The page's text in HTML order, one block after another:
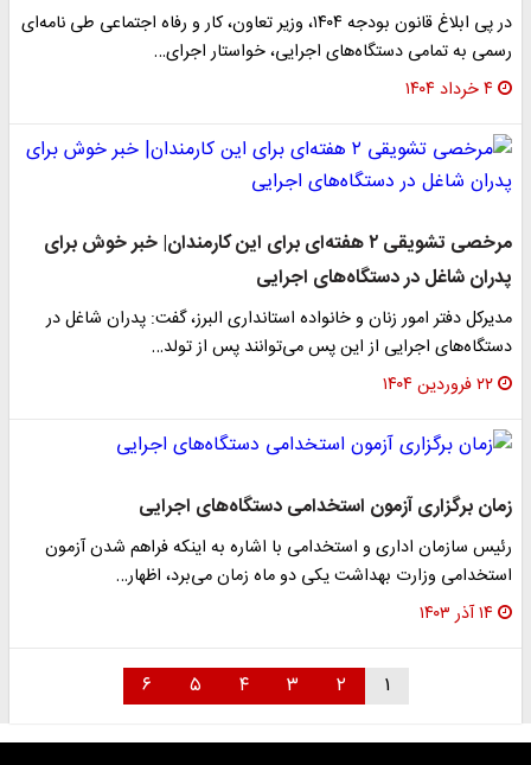
در پی ابلاغ قانون بودجه ۱۴۰۴، وزیر تعاون، کار و رفاه اجتماعی طی نامه‌ای
رسمی به تمامی دستگاه‌های اجرایی، خواستار اجرای…
۴ خرداد ۱۴۰۴
مرخصی تشویقی ۲ هفته‌ای برای این کارمندان| خبر خوش برای
پدران شاغل در دستگاه‌های اجرایی
مدیرکل دفتر امور زنان و خانواده استانداری البرز، گفت: پدران شاغل در
دستگاه‌های اجرایی از این پس می‌توانند پس از تولد…
۲۲ فروردین ۱۴۰۴
زمان برگزاری آزمون استخدامی دستگاه‌های اجرایی
رئیس سازمان اداری و استخدامی با اشاره به اینکه فراهم شدن آزمون
استخدامی وزارت بهداشت یکی دو ماه زمان می‌برد، اظهار…
۱۴ آذر ۱۴۰۳
۱ ۲ ۳ ۴ ۵ ۶